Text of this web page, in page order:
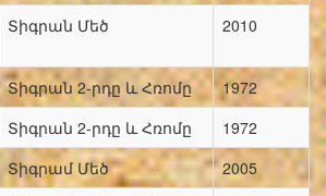
Տիգրան Մեծ 2010
Տիգրան 2-րդը և Հռոմը
1972
Տիգրան 2-րդը և Հռոմը
1972
Տիգրամ Մեծ
2005